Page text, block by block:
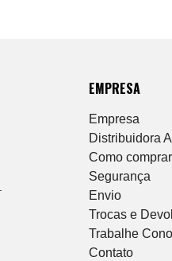
EMPRESA
Empresa
Distribuidora
Como comprar
Segurança
Envio
Trocas e
Trabalhe
Contato